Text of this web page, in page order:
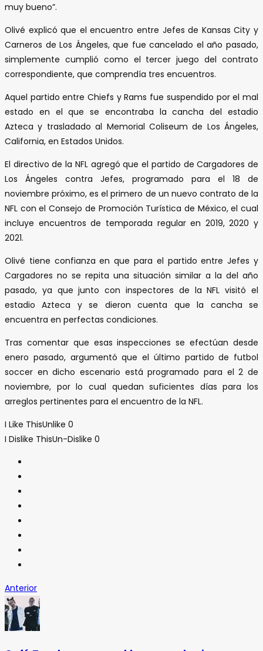
muy bueno”.
Olivé explicó que el encuentro entre Jefes de Kansas City y
Carneros de Los Ángeles, que fue cancelado el año pasado,
simplemente cumplió como el tercer juego del contrato
correspondiente, que comprendía tres encuentros.
Aquel partido entre Chiefs y Rams fue suspendido por el mal
estado en el que se encontraba la cancha del estadio
Azteca y trasladado al Memorial Coliseum de Los Ángeles,
California, en Estados Unidos.
El directivo de la NFL agregó que el partido de Cargadores de
Los Ángeles contra Jefes, programado para el 18 de
noviembre próximo, es el primero de un nuevo contrato de la
NFL con el Consejo de Promoción Turística de México, el cual
incluye encuentros de temporada regular en 2019, 2020 y
2021.
Olivé tiene confianza en que para el partido entre Jefes y
Cargadores no se repita una situación similar a la del año
pasado, ya que junto con inspectores de la NFL visitó el
estadio Azteca y se dieron cuenta que la cancha se
encuentra en perfectas condiciones.
Tras comentar que esas inspecciones se efectúan desde
enero pasado, argumentó que el último partido de futbol
soccer en dicho escenario está programado para el 2 de
noviembre, por lo cual quedan suficientes días para los
arreglos pertinentes para el encuentro de la NFL.
I Like ThisUnlike 0
I Dislike ThisUn-Dislike 0
Anterior